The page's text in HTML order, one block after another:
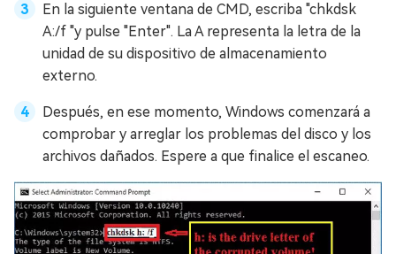
En la siguiente ventana de CMD, escriba "chkdsk
A:/f "y pulse "Enter". La A representa la letra de la
unidad de su dispositivo de almacenamiento
externo.
Después, en ese momento, Windows comenzará a
comprobar y arreglar los problemas del disco y los
archivos dañados. Espere a que finalice el escaneo.